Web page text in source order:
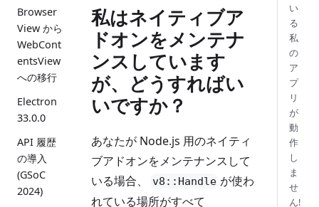
Browser
View から
WebCont
entsView
への移行
Electron
33.0.0
API 履歴
の導入
(GSoC
2024)
私はネイティブア
ドオンをメンテナ
ンスしています
が、どうすればい
いですか？
あなたが Node.js 用のネイティ
ブアドオンをメンテナンスして
いる場合、
v8::Handle が使わ
れている場所がすべて
い
る
私
の
ア
プ
リ
が
動
作
し
ま
せ
ん!